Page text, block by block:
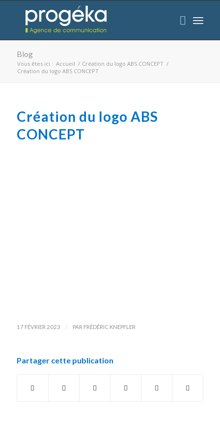
Blog
Vous êtes ici : Accueil / Création du logo ABS CONCEPT /
Création du logo ABS CONCEPT
Création du logo ABS
CONCEPT
17 FÉVRIER 2023 / PAR FRÉDÉRIC KNEPFLER
Partager cette publication